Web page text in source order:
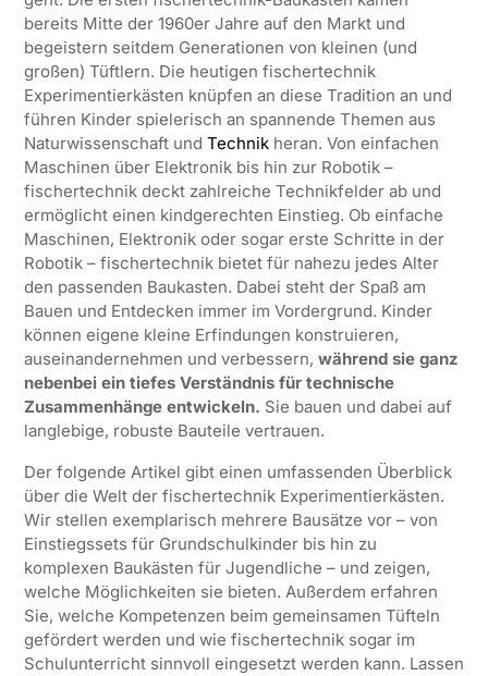
bereits Mitte der 1960er Jahre auf den Markt und
begeistern seitdem Generationen von kleinen (und
großen) Tüftlern. Die heutigen fischertechnik
Experimentierkästen knüpfen an diese Tradition an und
führen Kinder spielerisch an spannende Themen aus
Naturwissenschaft und Technikheran. Von einfachen
Maschinen über Elektronik bis hin zur Robotik –
fischertechnik deckt zahlreiche Technikfelder ab und
ermöglicht einen kindgerechten Einstieg. Ob einfache
Maschinen, Elektronik oder sogar erste Schritte in der
Robotik – fischertechnik bietet für nahezu jedes Alter
den passenden Baukasten. Dabei steht der Spaß am
Bauen und Entdecken immer im Vordergrund. Kinder
können eigene kleine Erfindungen konstruieren,
auseinandernehmen und verbessern, während sie ganz
nebenbei ein tiefes Verständnis für technische
Zusammenhänge entwickeln. Sie bauen und dabei auf
langlebige, robuste Bauteile vertrauen.
Der folgende Artikel gibt einen umfassenden Überblick
über die Welt der fischertechnik Experimentierkästen.
Wir stellen exemplarisch mehrere Bausätze vor – von
Einstiegssets für Grundschulkinder bis hin zu
komplexen Baukästen für Jugendliche – und zeigen,
welche Möglichkeiten sie bieten. Außerdem erfahren
Sie, welche Kompetenzen beim gemeinsamen Tüfteln
gefördert werden und wie fischertechnik sogar im
Schulunterricht sinnvoll eingesetzt werden kann. Lassen